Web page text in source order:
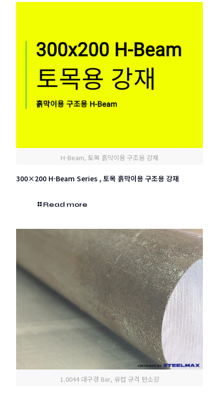
H-Beam, 토목 흙막이용 구조용 강재
300×200 H-Beam Series , 토목 흙막이용 구조용 강재
Read more
1.0044 대구경 Bar, 유럽 규격 탄소강